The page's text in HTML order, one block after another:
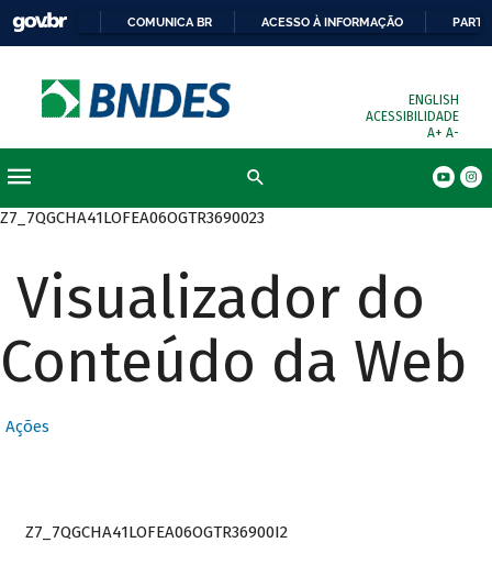
COMUNICA BR ACESSO À INFORMAÇÃO
ENGLISH
ACESSIBILIDADE
A+ A-
Z7_7QGCHA41LOFEA06OGTR3690023
Visualizador do
Conteúdo da Web
Ações
Z7_7QGCHA41LOFEA06OGTR36900I2